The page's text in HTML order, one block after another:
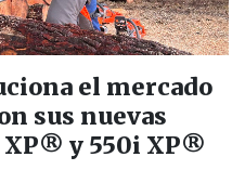
el mercado
sus nuevas
y 550i XP®